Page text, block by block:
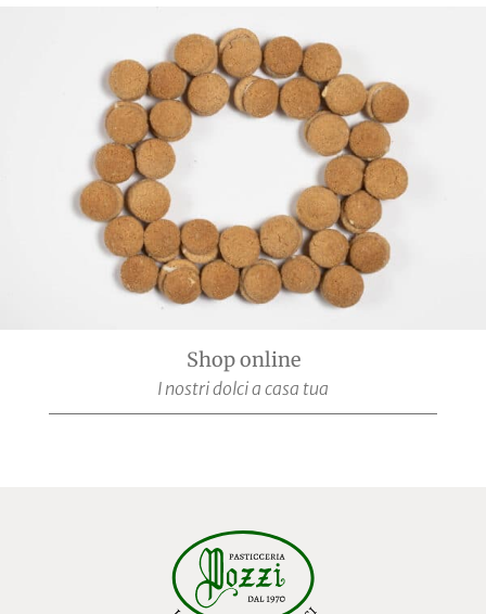
Shop online
I nostri dolci a casa tua